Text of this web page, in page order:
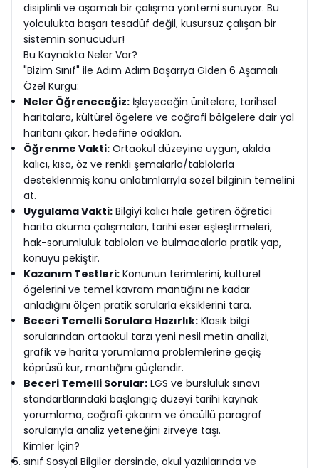
disiplinli ve aşamalı bir çalışma yöntemi sunuyor. Bu
yolculukta başarı tesadüf değil, kusursuz çalışan bir
sistemin sonucudur!
Bu Kaynakta Neler Var?
"Bizim Sınıf" ile Adım Adım Başarıya Giden 6 Aşamalı
Özel Kurgu:
Neler Öğreneceğiz: İşleyeceğin ünitelere, tarihsel
haritalara, kültürel ögelere ve coğrafi bölgelere dair yol
haritanı çıkar, hedefine odaklan.
Öğrenme Vakti: Ortaokul düzeyine uygun, akılda
kalıcı, kısa, öz ve renkli şemalarla/tablolarla
desteklenmiş konu anlatımlarıyla sözel bilginin temelini
at.
Uygulama Vakti: Bilgiyi kalıcı hale getiren öğretici
harita okuma çalışmaları, tarihi eser eşleştirmeleri,
hak-sorumluluk tabloları ve bulmacalarla pratik yap,
konuyu pekiştir.
Kazanım Testleri: Konunun terimlerini, kültürel
ögelerini ve temel kavram mantığını ne kadar
anladığını ölçen pratik sorularla eksiklerini tara.
Beceri Temelli Sorulara Hazırlık: Klasik bilgi
sorularından ortaokul tarzı yeni nesil metin analizi,
grafik ve harita yorumlama problemlerine geçiş
köprüsü kur, mantığını güçlendir.
Beceri Temelli Sorular: LGS ve bursluluk sınavı
standartlarındaki başlangıç düzeyi tarihi kaynak
yorumlama, coğrafi çıkarım ve öncüllü paragraf
sorularıyla analiz yeteneğini zirveye taşı.
Kimler İçin?
sınıf Sosyal Bilgiler dersinde, okul yazılılarında ve